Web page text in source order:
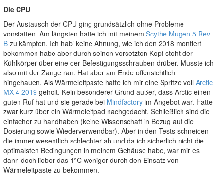
Die CPU
Der Austausch der CPU ging grundsätzlich ohne Probleme
vonstatten. Am längsten hatte ich mit meinem Scythe Mugen 5 Rev.
B zu kämpfen. Ich hab’ keine Ahnung, wie ich den 2018 montiert
bekommen habe aber durch seinen versetzten Kopf steht der
Kühlkörper über eine der Befestigungsschrauben drüber. Musste ich
also mit der Zange ran. Hat aber am Ende offensichtlich
hingehauen. Als Wärmeleitpaste hatte ich mir eine Spritze voll Arctic
MX-4 2019 geholt. Kein besonderer Grund außer, dass Arctic einen
guten Ruf hat und sie gerade bei Mindfactory im Angebot war. Hatte
zwar kurz über ein Wärmeleitpad nachgedacht. Schließlich sind die
einfacher zu handhaben (keine Wissenschaft in Bezug auf die
Dosierung sowie Wiederverwendbar). Aber in den Tests schneiden
die immer wesentlich schlechter ab und da ich sicherlich nicht die
optimalsten Bedingungen in meinem Gehäuse habe, war mir es
dann doch lieber das 1°C weniger durch den Einsatz von
Wärmeleitpaste zu bekommen.